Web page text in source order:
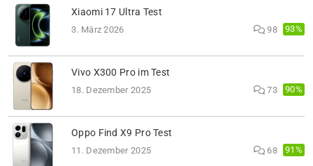
Xiaomi 17 Ultra Test
3. März 2026 98 93%
Vivo X300 Pro im Test
18. Dezember 2025 73 90%
Oppo Find X9 Pro Test
11. Dezember 2025 68 91%